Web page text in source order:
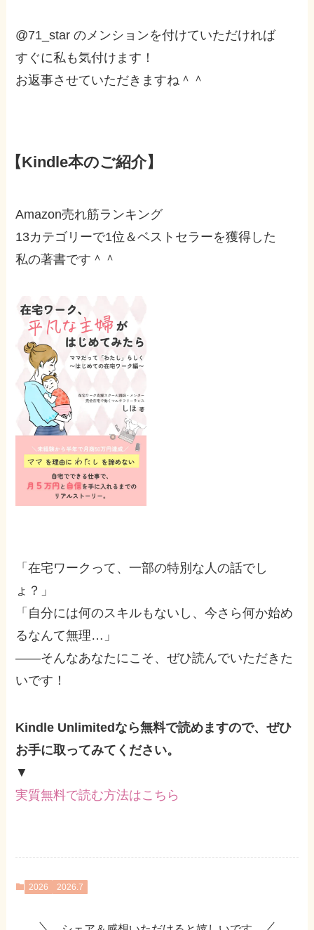
@71_star のメンションを付けていただければ
すぐに私も気付けます！
お返事させていただきますね＾＾
【Kindle本のご紹介】
Amazon売れ筋ランキング
13カテゴリーで1位＆ベストセラーを獲得した
私の著書です＾＾
「在宅ワークって、一部の特別な人の話でし
ょ？」
「自分には何のスキルもないし、今さら何か始め
るなんて無理…」
――そんなあなたにこそ、ぜひ読んでいただきた
いです！
Kindle Unlimitedなら無料で読めますので、ぜひ
お手に取ってみてください。
▼
実質無料で読む方法はこちら
2026 2026.7